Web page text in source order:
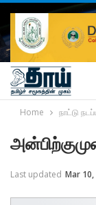
Home நாட்டு
Last updated Mar